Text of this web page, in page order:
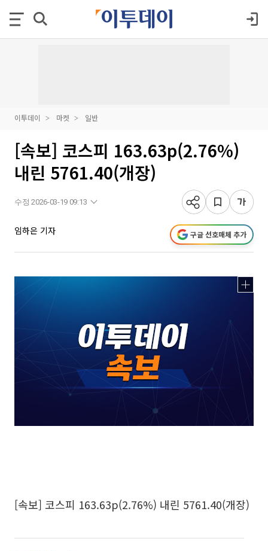
이투데이 마켓 일반
[속보] 코스피 163.63p(2.76%)
내린 5761.40(개장)
수정 2026-03-19 09:13
임하은 기자 구글 선호매체 추가
[속보] 코스피 163.63p(2.76%) 내린 5761.40(개장)